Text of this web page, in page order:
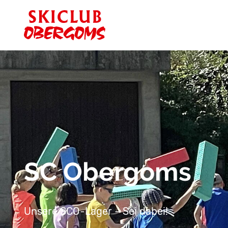
SC Obergoms
Unsere SCO-Lager – Sei dabei!